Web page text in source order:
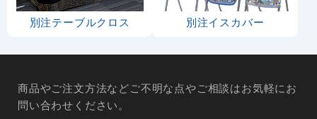
別注テーブルクロス 別注イスカバー
商品やご注文方法などご不明な点やご相談はお気軽にお
問い合わせください。